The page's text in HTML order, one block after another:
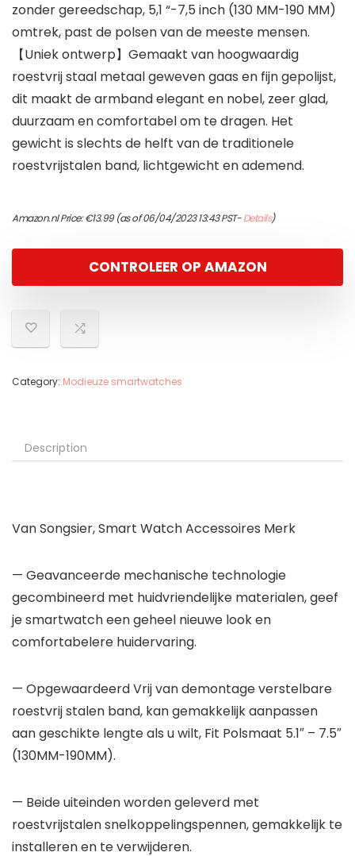
zonder gereedschap, 5,1 “-7,5 inch (130 MM-190 MM)
omtrek, past de polsen van de meeste mensen.
【Uniek ontwerp】Gemaakt van hoogwaardig
roestvrij staal metaal geweven gaas en fijn gepolijst,
dit maakt de armband elegant en nobel, zeer glad,
duurzaam en comfortabel om te dragen. Het
gewicht is slechts de helft van de traditionele
roestvrijstalen band, lichtgewicht en ademend.
Amazon.nl Price:€13.99(as of 06/04/2023 13:43 PST-Details)
CONTROLEER OP AMAZON
Category: Modieuze smartwatches
Description
Van Songsier, Smart Watch Accessoires Merk
— Geavanceerde mechanische technologie
gecombineerd met huidvriendelijke materialen, geef
je smartwatch een geheel nieuwe look en
comfortabelere huidervaring.
— Opgewaardeerd Vrij van demontage verstelbare
roestvrij stalen band, kan gemakkelijk aanpassen
aan geschikte lengte als u wilt, Fit Polsmaat 5.1″ – 7.5″
(130MM-190MM).
— Beide uiteinden worden geleverd met
roestvrijstalen snelkoppelingspennen, gemakkelijk te
installeren en te verwijderen.